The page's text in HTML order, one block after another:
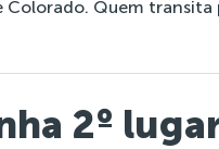
Colorado. Quem transita
2º